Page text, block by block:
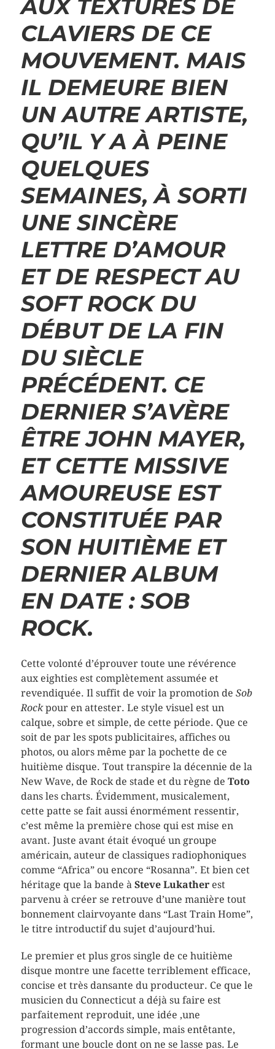
AUX TEXTURES DE
CLAVIERS DE CE
MOUVEMENT. MAIS
IL DEMEURE BIEN
UN AUTRE ARTISTE,
QU’IL Y A À PEINE
QUELQUES
SEMAINES, À SORTI
UNE SINCÈRE
LETTRE D’AMOUR
ET DE RESPECT AU
SOFT ROCK DU
DÉBUT DE LA FIN
DU SIÈCLE
PRÉCÉDENT. CE
DERNIER S’AVÈRE
ÊTRE JOHN MAYER,
ET CETTE MISSIVE
AMOUREUSE EST
CONSTITUÉE PAR
SON HUITIÈME ET
DERNIER ALBUM
EN DATE : SOB
ROCK.
Cette volonté d’éprouver toute une révérence
aux eighties est complètement assumée et
revendiquée. Il suffit de voir la promotion de Sob
Rockpour en attester. Le style visuel est un
calque, sobre et simple, de cette période. Que ce
soit de par les spots publicitaires, affiches ou
photos, ou alors même par la pochette de ce
huitième disque. Tout transpire la décennie de la
New Wave, de Rock de stade et du règne de Toto
dans les charts. Évidemment, musicalement,
cette patte se fait aussi énormément ressentir,
c’est même la première chose qui est mise en
avant. Juste avant était évoqué un groupe
américain, auteur de classiques radiophoniques
comme “Africa” ou encore “Rosanna”. Et bien cet
héritage que la bande à Steve Lukatherest
parvenu à créer se retrouve d’une manière tout
bonnement clairvoyante dans “Last Train Home”,
le titre introductif du sujet d’aujourd’hui.
Le premier et plus gros single de ce huitième
disque montre une facette terriblement efficace,
concise et très dansante du producteur. Ce que le
musicien du Connecticut a déjà su faire est
parfaitement reproduit, une idée ,une
progression d’accords simple, mais entêtante,
formant une boucle dont on ne se lasse pas. Le